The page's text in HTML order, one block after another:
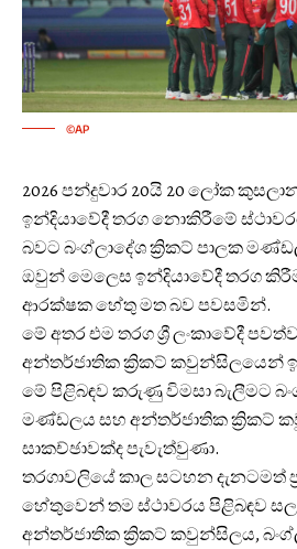
©AP
2026 පන්දුවාර 20යි 20 ලෝක
ඉන්දියාවේදී තරග නොකිරීමේ
බවට බංග්ලාදේශ ක්‍රිකට් පාලක
ඔවුන් මෙලෙස ඉන්දියාවේදී තරග
ආරක්ෂක හේතු මත බව පවසමින්.
මේ අතර එම තරග ශ්‍රී ලංකාවේදී
අන්තර්ජාතික ක්‍රිකට් කවුන්සිලයෙන්
මේ පිළිබඳව කරුණු විමසා බැලීමට
මණ්ඩලය සහ අන්තර්ජාතික ක්‍රිකට්
සාකච්ඡාවක්ද පැවැත්වුණා.
තරගාවලියේ කාල සටහන දැනටමත්
හේතුවෙන් තම ස්ථාවරය පිළිබඳව
අන්තර්ජාතික ක්‍රිකට් කවුන්සිලය,